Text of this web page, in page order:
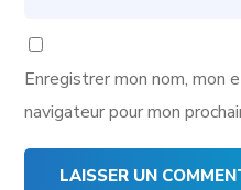
Enregistrer mon nom, mon
navigateur pour mon